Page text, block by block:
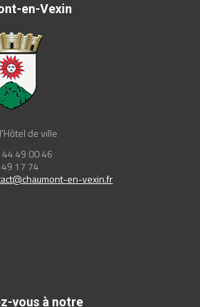
en-Vexin
de ville
49 00 46
17 74
en-vexin.fr
vous à notre